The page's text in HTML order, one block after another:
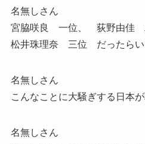
名無しさん
宮脇咲良 一位、 荻野由佳
松井珠理奈 三位 だったらい
名無しさん
こんなことに大騒ぎする日本が
名無しさん